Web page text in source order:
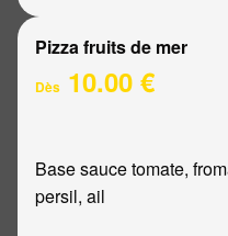
Pizza fruits de mer
Dès 10.00 €
Base sauce tomate,
persil, ail